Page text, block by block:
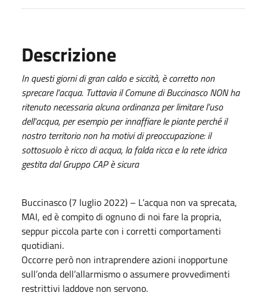
Descrizione
In questi giorni di gran caldo e siccità, è corretto non
sprecare l’acqua. Tuttavia il Comune di Buccinasco NON ha
ritenuto necessaria alcuna ordinanza per limitare l’uso
dell’acqua, per esempio per innaffiare le piante perché il
nostro territorio non ha motivi di preoccupazione: il
sottosuolo è ricco di acqua, la falda ricca e la rete idrica
gestita dal Gruppo CAP è sicura
Buccinasco (7 luglio 2022) – L’acqua non va sprecata,
MAI, ed è compito di ognuno di noi fare la propria,
seppur piccola parte con i corretti comportamenti
quotidiani.
Occorre però non intraprendere azioni inopportune
sull’onda dell’allarmismo o assumere provvedimenti
restrittivi laddove non servono.